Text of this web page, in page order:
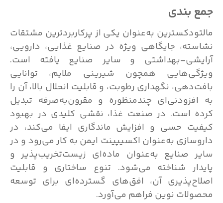
جمع بندی
مالتودکسترین به‌عنوان یکی از پرکاربردترین مشتقات
نشاسته، جایگاهی ویژه در صنایع غذایی، دارویی،
آرایشی–بهداشتی و سایر صنایع یافته است.
ویژگی‌هایی همچون شیرینی ملایم، توانایی
بافت‌دهی، نگهداری رطوبت، و قابلیت انحلال بالا، آن را
به افزودنی‌ای چندمنظوره و مقرون‌به‌صرفه تبدیل
کرده است. در صنعت غذا، نقشی کلیدی در بهبود
کیفیت حسی و افزایش ماندگاری ایفا می‌کند، در
داروسازی به‌عنوان اکسیپینت ایمن به کار می‌رود و در
سایر صنایع به‌عنوان ماده‌ای زیست‌تخریب‌پذیر و
پایدار شناخته می‌شود. تنوع ساختاری و قابلیت
اصلاح‌پذیری آن، افق‌های گسترده‌ای برای توسعه
محصولات نوین فراهم می‌آورد.